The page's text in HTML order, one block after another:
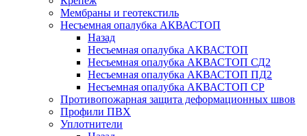
Мембраны и геотекстиль
Несъемная опалубка АКВАСТОП
Назад
Несъемная опалубка АКВАСТОП
Несъемная опалубка АКВАСТОП СД2
Несъемная опалубка АКВАСТОП ПД2
Несъемная опалубка АКВАСТОП СР
Противопожарная защита деформационных швов
Профили ПВХ
Уплотнители